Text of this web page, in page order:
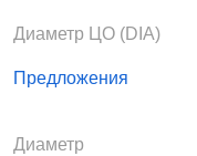
Диаметр ЦО (DIA)
Предложения
Диаметр